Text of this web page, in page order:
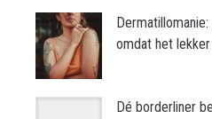
omdat het
Dé borderliner